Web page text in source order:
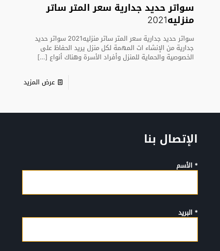
سواتر حديد جدارية سعر المتر ساتر
منزليه2021
سواتر حديد جدارية سعر المتر ساتر منزليه2021 سواتر حديد
جدارية من الإنشاء ات المهمة لكل منزل يريد الحفاظ على
الخصوصية والحماية للمنزل وأفراد الأسرة وهناك أنواع […]
عرض المزيد
الإتصال بنا
* الأسم
* البريد